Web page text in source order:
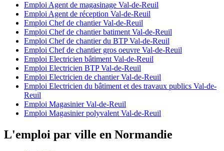
Emploi Agent de magasinage Val-de-Reuil
Emploi Agent de réception Val-de-Reuil
Emploi Chef de chantier Val-de-Reuil
Emploi Chef de chantier batiment Val-de-Reuil
Emploi Chef de chantier du BTP Val-de-Reuil
Emploi Chef de chantier gros oeuvre Val-de-Reuil
Emploi Electricien bâtiment Val-de-Reuil
Emploi Electricien BTP Val-de-Reuil
Emploi Electricien de chantier Val-de-Reuil
Emploi Electricien du bâtiment et des travaux publics Val-de-
Reuil
Emploi Magasinier Val-de-Reuil
Emploi Magasinier polyvalent Val-de-Reuil
L'emploi par ville en Normandie